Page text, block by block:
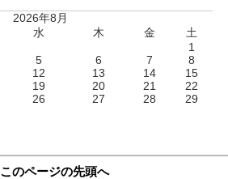
2026年8月
水 木 金
土
1
5 6 7
8
12 13 14
15
19 20 21
22
26 27 28
29
このページの先頭へ